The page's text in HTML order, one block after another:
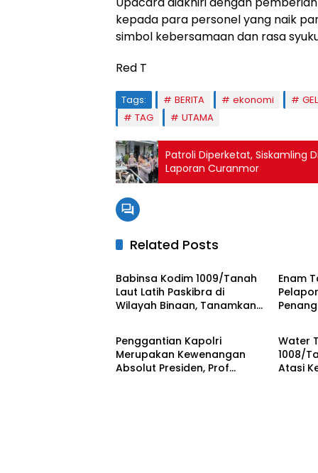
kepada para personel yang naik
simbol kebersamaan dan rasa
Red T
Tags: BERITA ekonomi
TAG
UTAMA
Patroli Diperketat, Siskamling
Laporan Curanmor
Related Posts
BERITA UTAMA
Babinsa Kodim 1009/Tanah
Laut Latih Paskibra di
Wilayah Binaan, Tanamkan
Enam
BERITA UTAMA
Penggantian Kapolri
Merupakan Kewenangan
Absolut Presiden, Prof
Water
1008/
Atasi